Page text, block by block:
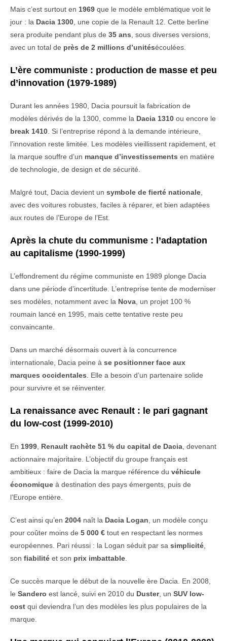
Mais c’est surtout en 1969 que le modèle emblématique voit le
jour : la Dacia 1300, une copie de la Renault 12. Cette berline
sera produite pendant plus de 35 ans, sous diverses versions,
avec un total de près de 2 millions d’unitésécoulées.
L’ère communiste : production de masse et peu
d’innovation (1979-1989)
Durant les années 1980, Dacia poursuit la fabrication de
modèles dérivés de la 1300, comme la Dacia 1310 ou encore le
break 1410. Si l’entreprise répond à la demande intérieure,
l’innovation reste limitée. Les modèles vieillissent rapidement, et
la marque souffre d’un manque d’investissements en matière
de technologie, de design et de sécurité.
Malgré tout, Dacia devient un symbole de fierté nationale,
avec des voitures robustes, faciles à réparer, et bien adaptées
aux routes de l’Europe de l’Est.
Après la chute du communisme : l’adaptation
au capitalisme (1990-1999)
L’effondrement du régime communiste en 1989 plonge Dacia
dans une période d’incertitude. L’entreprise tente de moderniser
ses modèles, notamment avec la Nova, un projet 100 %
roumain lancé en 1995, mais cette tentative reste peu
convaincante.
Dans un marché désormais ouvert à la concurrence
internationale, Dacia peine à se positionnerface aux
marques occidentales. Elle a besoin d’un partenaire solide
pour survivre et se réinventer.
La renaissance avec Renault : le pari gagnant
du low-cost (1999-2010)
En 1999, Renault rachète 51 % du capital de Dacia, devenant
actionnaire majoritaire. L’objectif du groupe français est
ambitieux : faire de Dacia la marque référence du véhicule
économique à destination des pays émergents, puis de
l’Europe entière.
C’est ainsi qu’en 2004 naît la Dacia Logan, un modèle conçu
pour coûter moins de 5 000 € tout en respectant les normes
européennes. Pari réussi : la Logan séduit par sa simplicité,
son fiabilité et son prix imbattable.
Ce succès marque le début de la nouvelle ère Dacia. En 2008,
le Sandero est lancé, suivi en 2010 du Duster, un SUV low-
cost qui deviendra l’un des modèles les plus populaires de la
marque.